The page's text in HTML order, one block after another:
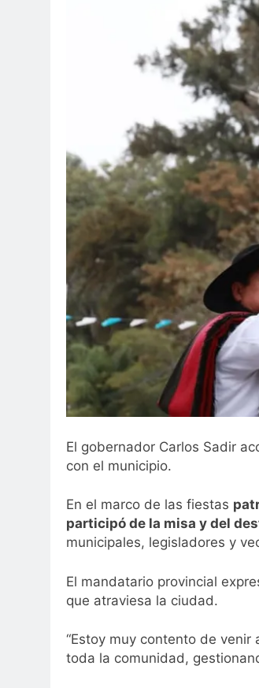
El gobernador Carlos Sadir
con el municipio.
En el marco de las fiestas
participó de la misa y del
municipales, legisladores y
El mandatario provincial
que atraviesa la ciudad.
“Estoy muy contento de
toda la comunidad,